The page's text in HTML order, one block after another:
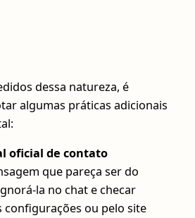
dessa natureza, é
algumas práticas adicionais
oficial de contato
que pareça ser do
la no chat e checar
configurações ou pelo site